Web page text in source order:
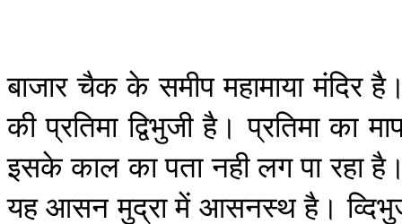
बाजार चैक के समीप महामाया मंदिर
की प्रतिमा द्विभुजी है। प्रतिमा का
इसके काल का पता नही लग पा रहा
यह आसन मुद्रा में आसनस्थ है।